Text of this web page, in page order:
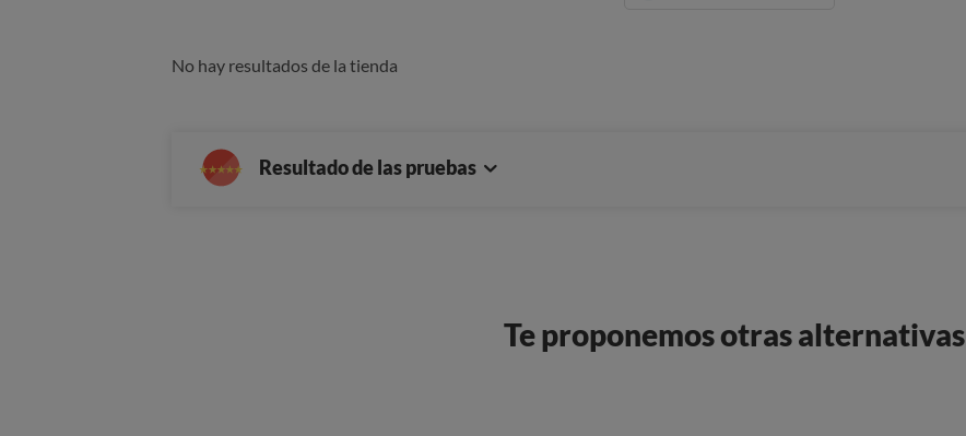
No hay resultados de la tienda
Resultado de las pruebas
Te proponemos otras alternativas